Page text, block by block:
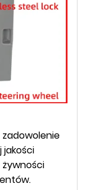
zadowolenie
jakości
żywności